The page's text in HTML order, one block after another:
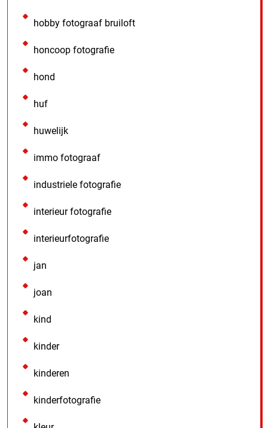
hobby fotograaf bruiloft
honcoop fotografie
hond
huf
huwelijk
immo fotograaf
industriele fotografie
interieur fotografie
interieurfotografie
jan
joan
kind
kinder
kinderen
kinderfotografie